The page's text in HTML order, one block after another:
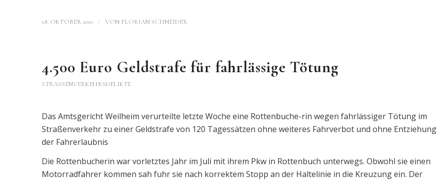
18. OKTOBER 2010 / VON FLORIAN SCHNEIDER
4.500 Euro Geldstrafe für fahrlässige Tötung
STRASSENVERKEHRSDELIKTE
Das Amtsgericht Weilheim verurteilte letzte Woche eine Rottenbuche-rin wegen fahrlässiger Tötung im
Straßenverkehr zu einer Geldstrafe von 120 Tagessätzen ohne weiteres Fahrverbot und ohne Entziehung
der Fahrerlaubnis
Die Rottenbucherin war vorletztes Jahr im Juli mit ihrem Pkw in Rottenbuch unterwegs. Obwohl sie einen
Motorradfahrer kommen sah fuhr sie nach korrektem Stopp an der Haltelinie in die Kreuzung ein. Der